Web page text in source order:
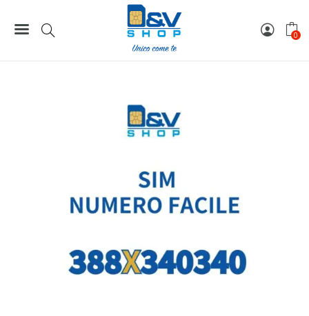
0
SIM Wind3 Numero Facile 388X340340 Da Attivare